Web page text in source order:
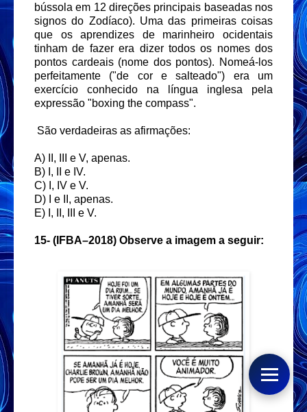
bússola em 12 direções principais baseadas nos
signos do Zodíaco). Uma das primeiras coisas
que os aprendizes de marinheiro ocidentais
tinham de fazer era dizer todos os nomes dos
pontos cardeais (nome dos pontos). Nomeá-los
perfeitamente ("de cor e salteado") era um
exercício conhecido na língua inglesa pela
expressão "boxing the compass".
São verdadeiras as afirmações:
A) II, III e V, apenas.
B) I, II e IV.
C) I, IV e V.
D) I e II, apenas.
E) I, II, III e V.
15- (IFBA–2018) Observe a imagem a seguir: